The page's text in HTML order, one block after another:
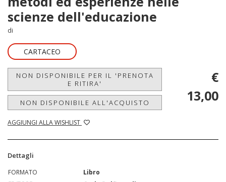
scienze dell'educazione
di
CARTACEO
NON DISPONIBILE PER IL 'PRENOTA
E RITIRA'
NON DISPONIBILE ALL'ACQUISTO
AGGIUNGI ALLA WISHLIST
€
13,00
Dettagli
FORMATO
Libro